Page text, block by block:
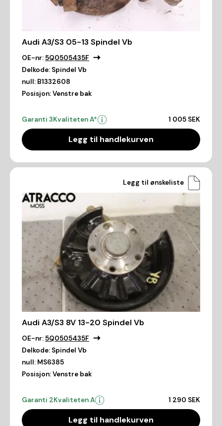
Audi A3/S3 05-13 Spindel Vb
OE-nr:5Q0505435F
Delkode: Spindel Vb
null: B1332608
Posisjon:Venstre bak
Garanti 3Kvaliteten A* 1 005 SEK
Legg til handlekurven
Legg til ønskeliste
Audi A3/S3 8V 13-20 Spindel Vb
OE-nr:5Q0505435F
Delkode: Spindel Vb
null: MS6385
Posisjon:Venstre bak
Garanti 2Kvaliteten A 1 290 SEK
Legg til handlekurven